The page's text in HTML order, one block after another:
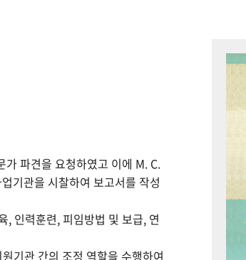
파견을 요청하였고 이에 M. C.
기관을 시찰하여 보고서를 작성
, 인력훈련, 피임방법 및 보급, 연
기관 간의 조정 역할을 수행하여